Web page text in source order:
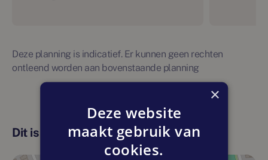
Deze planning is indicatief. Er kunnen geen rechten
ontleend worden aan bovenstaande planning
Dit is de locatie
×
Deze website
maakt gebruik van
cookies.